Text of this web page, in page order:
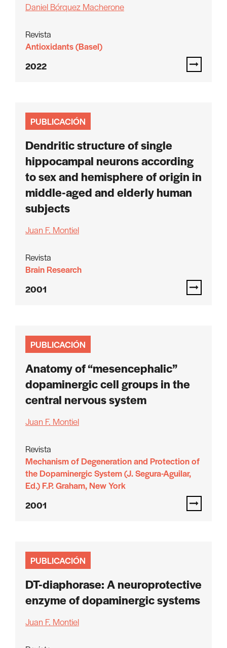
Daniel Bórquez Macherone
Revista
Antioxidants (Basel)
2022
PUBLICACIÓN
Dendritic structure of single
hippocampal neurons according
to sex and hemisphere of origin in
middle-aged and elderly human
subjects
Juan F. Montiel
Revista
Brain Research
2001
PUBLICACIÓN
Anatomy of “mesencephalic”
dopaminergic cell groups in the
central nervous system
Juan F. Montiel
Revista
Mechanism of Degeneration and Protection of
the Dopaminergic System (J. Segura-Aguilar,
Ed.) F.P. Graham, New York
2001
PUBLICACIÓN
DT-diaphorase: A neuroprotective
enzyme of dopaminergic systems
Juan F. Montiel